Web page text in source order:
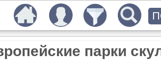
парки